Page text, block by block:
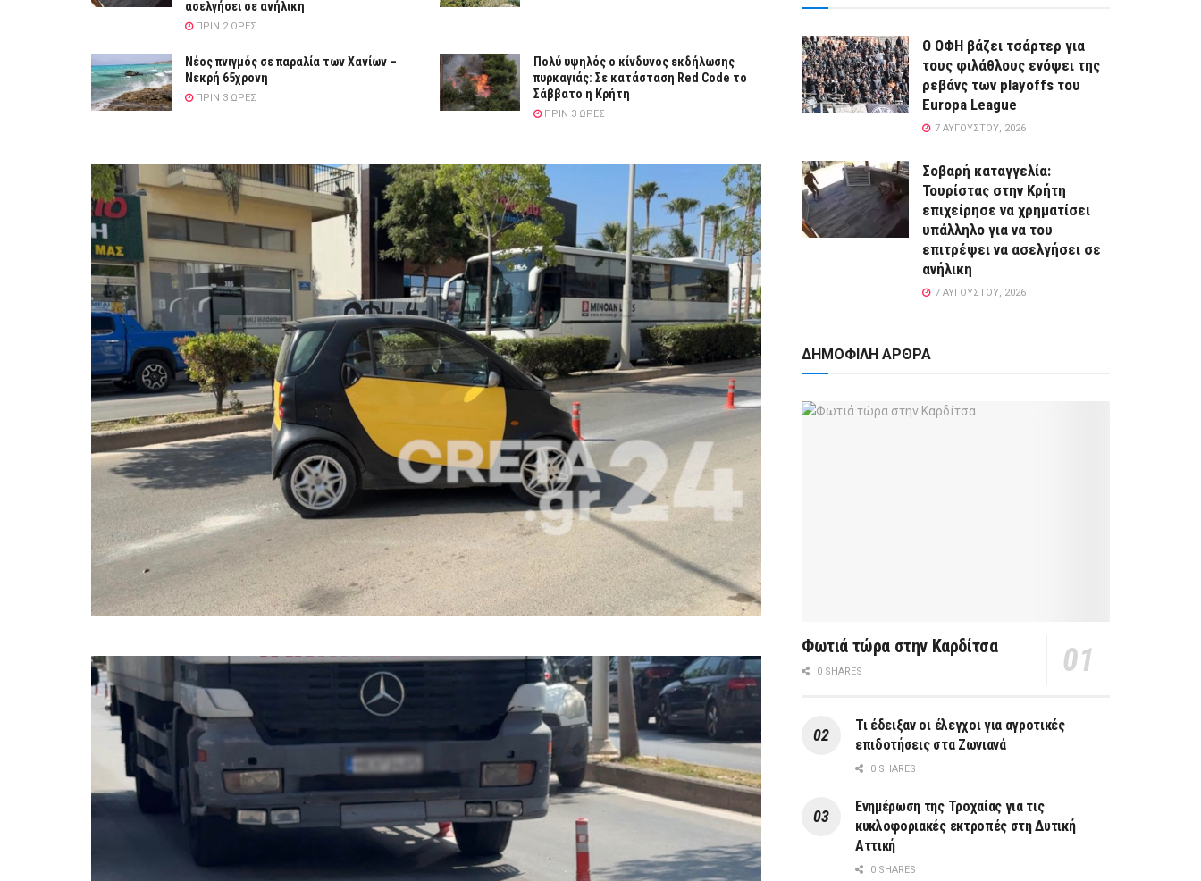
ασελγήσει σε ανήλικη
ΠΡΙΝ 2 ΏΡΕΣ
Νέος πνιγμός σε παραλία των Χανίων –
Νεκρή 65χρονη
ΠΡΙΝ 3 ΏΡΕΣ
Πολύ υψηλός ο κίνδυνος εκδήλωσης
πυρκαγιάς: Σε κατάσταση Red Code το
Σάββατο η Κρήτη
ΠΡΙΝ 3 ΏΡΕΣ
Ο ΟΦΗ βάζει τσάρτερ για
τους φιλάθλους ενόψει της
ρεβάνς των playoffs του
Europa League
7 ΑΥΓΟΎΣΤΟΥ, 2026
Σοβαρή καταγγελία:
Τουρίστας στην Κρήτη
επιχείρησε να χρηματίσει
υπάλληλο για να του
επιτρέψει να ασελγήσει σε
ανήλικη
7 ΑΥΓΟΎΣΤΟΥ, 2026
ΔΗΜΟΦΙΛΗ ΑΡΘΡΑ
Φωτιά τώρα στην Καρδίτσα
0 SHARES
Τι έδειξαν οι έλεγχοι για αγροτικές
επιδοτήσεις στα Ζωνιανά
0 SHARES
Ενημέρωση της Τροχαίας για τις
κυκλοφοριακές εκτροπές στη Δυτική
Αττική
0 SHARES